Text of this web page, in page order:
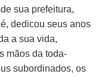
sua prefeitura,
dedicou seus anos
a sua vida,
mãos da toda-
subordinados, os